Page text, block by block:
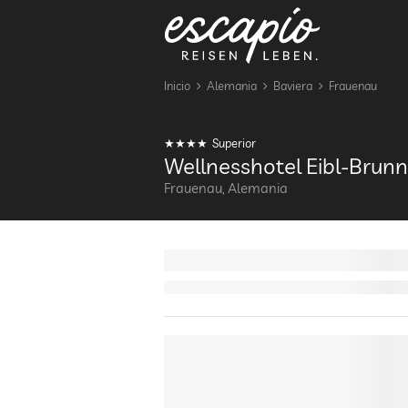
Inicio Alemania Baviera Frauenau
Superior
Wellnesshotel Eibl-
Frauenau, Alemania